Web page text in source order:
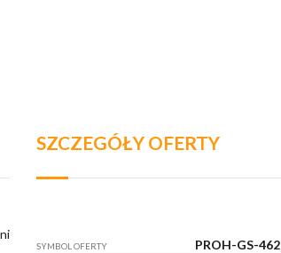
SZCZEGÓŁY OFERTY
SYMBOL OFERTY PROH-GS-462